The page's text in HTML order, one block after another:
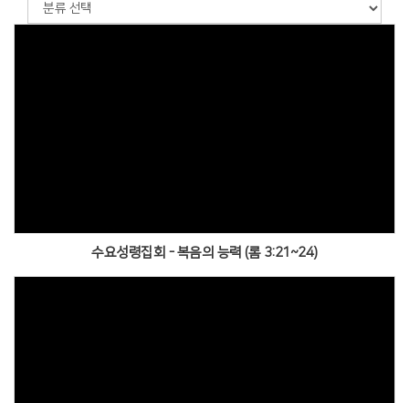
수요성령집회 - 복음의 능력 (롬 3:21~24)